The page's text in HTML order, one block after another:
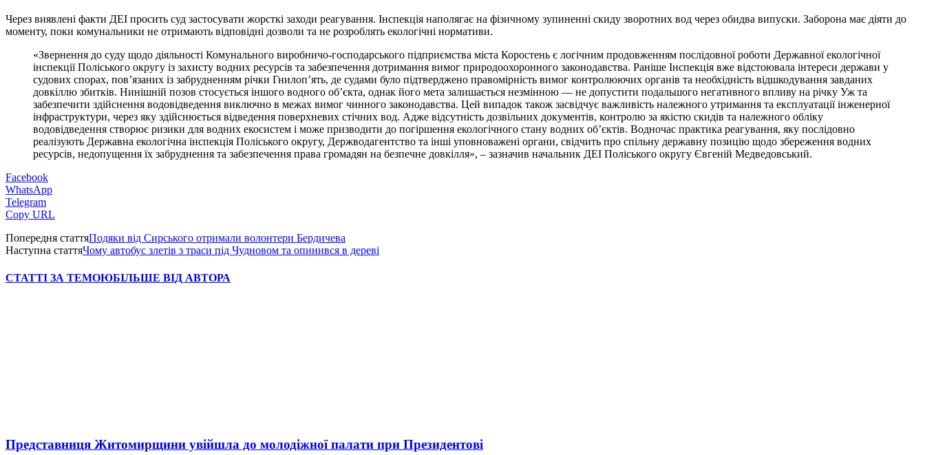
Через виявлені факти ДЕІ просить суд застосувати жорсткі заходи реагування. Інспекція наполягає на фізичному зупиненні скиду зворотних вод через обидва випуски. Заборона має діяти до
моменту, поки комунальники не отримають відповідні дозволи та не розроблять екологічні нормативи.
«Звернення до суду щодо діяльності Комунального виробничо-господарського підприємства міста Коростень є логічним продовженням послідовної роботи Державної екологічної
інспекції Поліського округу із захисту водних ресурсів та забезпечення дотримання вимог природоохоронного законодавства. Раніше Інспекція вже відстоювала інтереси держави у
судових спорах, пов’язаних із забрудненням річки Гнилоп’ять, де судами було підтверджено правомірність вимог контролюючих органів та необхідність відшкодування завданих
довкіллю збитків. Нинішній позов стосується іншого водного об’єкта, однак його мета залишається незмінною — не допустити подальшого негативного впливу на річку Уж та
забезпечити здійснення водовідведення виключно в межах вимог чинного законодавства. Цей випадок також засвідчує важливість належного утримання та експлуатації інженерної
інфраструктури, через яку здійснюється відведення поверхневих стічних вод. Адже відсутність дозвільних документів, контролю за якістю скидів та належного обліку
водовідведення створює ризики для водних екосистем і може призводити до погіршення екологічного стану водних об’єктів. Водночас практика реагування, яку послідовно
реалізують Державна екологічна інспекція Поліського округу, Держводагентство та інші уповноважені органи, свідчить про спільну державну позицію щодо збереження водних
ресурсів, недопущення їх забруднення та забезпечення права громадян на безпечне довкілля», – зазначив начальник ДЕІ Поліського округу Євгеній Медведовський.
Facebook
WhatsApp
Telegram
Copy URL
Попередня статтяПодяки від Сирського отримали волонтери Бердичева
Наступна статтяЧому автобус злетів з траси під Чудновом та опинився в дереві
СТАТТІ ЗА ТЕМОЮБІЛЬШЕ ВІД АВТОРА
Представниця Житомирщини увійшла до молодіжної палати при Президентові